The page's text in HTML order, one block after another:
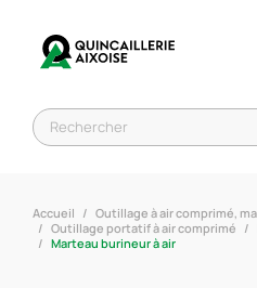
Accueil
Outillage à air comprimé,
Outillage portatif à air comprimé
Marteau burineur à air